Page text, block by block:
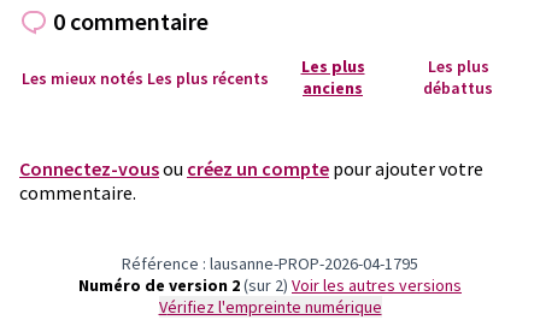
0 commentaire
Les mieux notés Les plus récents
Les plus
anciens
Les plus
débattus
Connectez-vousou créez un compte pour ajouter votre
commentaire.
Référence : lausanne-PROP-2026-04-1795
Numéro de version 2(sur 2)
voir les autres versions
Vérifiez l'empreinte numérique